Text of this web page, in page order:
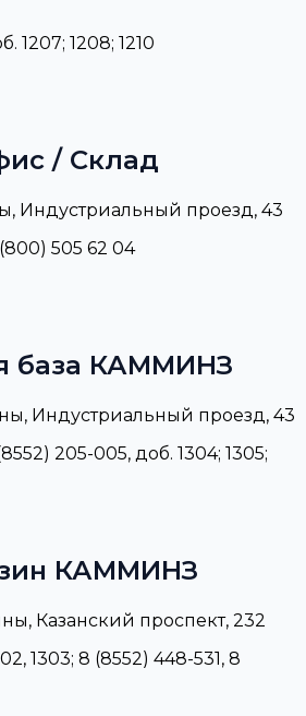
1207; 1208; 1210
/ Склад
Индустриальный проезд, 43
505 62 04
база КАММИНЗ
Индустриальный проезд, 43
205-005, доб. 1304; 1305;
КАММИНЗ
Казанский проспект, 232
1303; 8 (8552) 448-531, 8